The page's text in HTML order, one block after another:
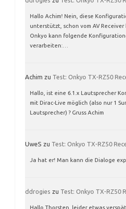
Hallo Achim! Nein, diese
unterstützt, schon vom AV
Onkyo kann folgende
verarbeiten:…
Achim zu Test: Onkyo TX-RZ50
Hallo, ist eine 6.1.x Lautsprecher
mit Dirac-Live möglich (also nur 1
Lautsprecher) ? Gruss Achim
UweS zu Test: Onkyo TX-RZ50
Ja hat er! Man kann die Dialoge
ddrogies zu Test: Onkyo TX-RZ50
Hallo Thorsten, leider etwas